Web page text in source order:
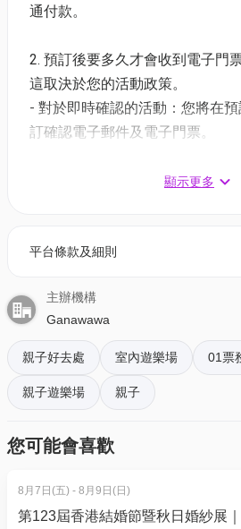
【01空間優惠
Ganawawa會員卡1張
01空間特別優惠價: 平日
| 週末 HK$159/一組 (原價
- 此方案一組門票已包一位2至12
- 入場小童送防滑襪一對，成人
Ganawawa會員卡2張
| 週末 HK$301/一組 (原價HK$376)
- 此方案一組門票已包兩位2至12
或以上的陪同成人
- 入場小童送防滑襪兩對，成人
入場時段：每天11am - 6pm（逢
地址：荔枝角深盛路8號碧海藍天
通付款。
2. 預訂後要多久才會收到電子門
這取決於您的活動政策。
- 對於即時確認的活動：您將在
訂確認電子郵件及電子門票。
1 - 3 個工作天內發送到您所登記
- 會員可以下載《香港01》流動
按「門票」> 點擊相關活動電子門
- 透過訂單電郵內按「查看電子票
有電子門票附件(PDF)。
4. 我預訂了活動，但還沒收到確
01space@hk01.com 與我們聯絡。
5. 下單後，我可以修改訂單或申
訂單確認後，不設修改及退款，
顯示更多
平台條款及細則
主辦機構
Ganawawa
親子好去處 室內遊樂場 01票
親子遊樂場 親子
您可能會喜歡
8月7日(五) - 8月9日(日)
第123屆香港結婚節暨秋日婚紗展